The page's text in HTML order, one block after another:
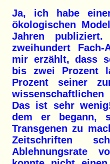
Ja, ich habe
ökologischen
Jahren
zweihundert
mir erzählt, dass
bis zwei Prozent
Prozent seiner
Das ist sehr
dem er begann,
Transgenen zu
Zeitschriften
Ablehnungsrate